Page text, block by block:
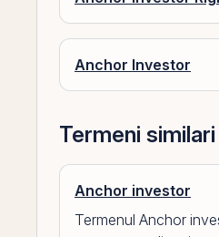
Anchor Investor
Termeni similari
Anchor investor
Termenul Anchor